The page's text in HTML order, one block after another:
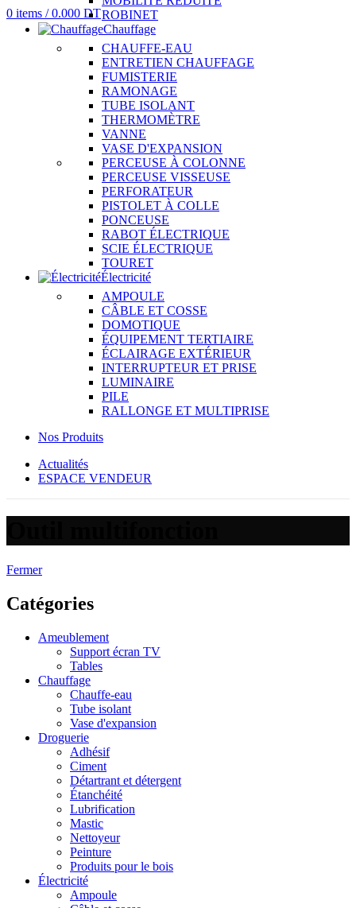
0 items / 0.000 DTROBINET
Chauffage
CHAUFFE-EAU
ENTRETIEN CHAUFFAGE
FUMISTERIE
RAMONAGE
TUBE ISOLANT
THERMOMÈTRE
VANNE
VASE D'EXPANSION
PERCEUSE À COLONNE
PERCEUSE VISSEUSE
PERFORATEUR
PISTOLET À COLLE
PONCEUSE
RABOT ÉLECTRIQUE
SCIE ÉLECTRIQUE
TOURET
Électricité
AMPOULE
CÂBLE ET COSSE
DOMOTIQUE
ÉQUIPEMENT TERTIAIRE
ÉCLAIRAGE EXTÉRIEUR
INTERRUPTEUR ET PRISE
LUMINAIRE
PILE
RALLONGE ET MULTIPRISE
Nos Produits
Actualités
ESPACE VENDEUR
Fermer
Catégories
Ameublement
Support écran TV
Tables
Chauffage
Chauffe-eau
Tube isolant
Vase d'expansion
Droguerie
Adhésif
Ciment
Détartrant et détergent
Étanchéité
Lubrification
Mastic
Nettoyeur
Peinture
Produits pour le bois
Électricité
Ampoule